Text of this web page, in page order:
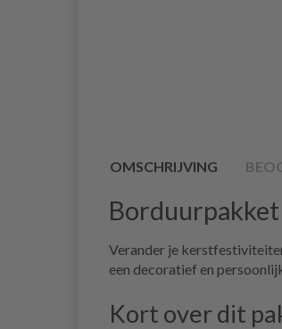
OMSCHRIJVING
Verander je
een decoratief en
Kort over dit